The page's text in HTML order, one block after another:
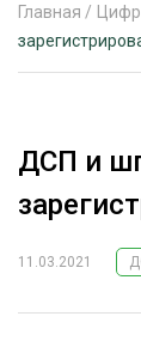
ЛЕСНОЕ
Главная /
ДСП и
11.03.2021